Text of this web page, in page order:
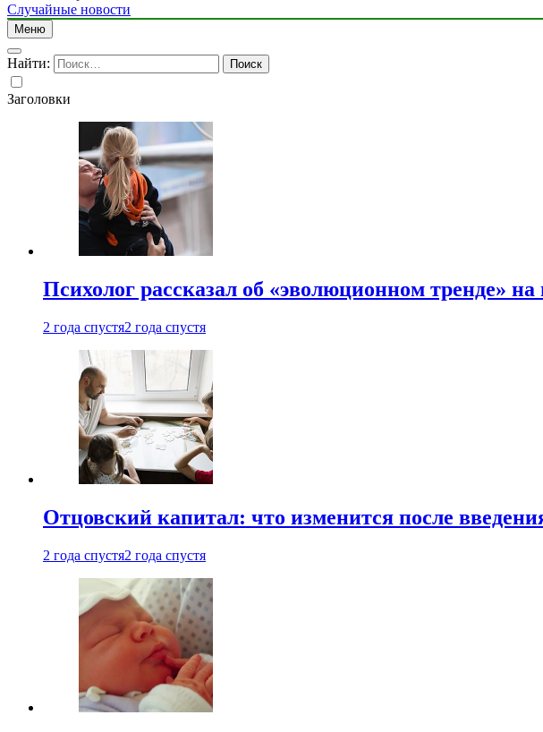
Случайные новости
Меню
Найти:
Заголовки
Психолог рассказал об «эволюционном тренде» на
2 года спустя2 года спустя
Отцовский капитал: что изменится после
2 года спустя2 года спустя